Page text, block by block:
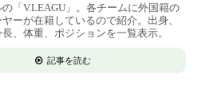
「V.LEAGU」。各チームに外国籍の
ーが在籍しているので紹介。出身、
、体重、ポジションを一覧表示。
記事を読む